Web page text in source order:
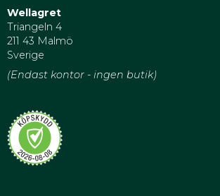
Wellagret
Triangeln 4
211 43 Malmö
Sverige
(Endast kontor - ingen butik)